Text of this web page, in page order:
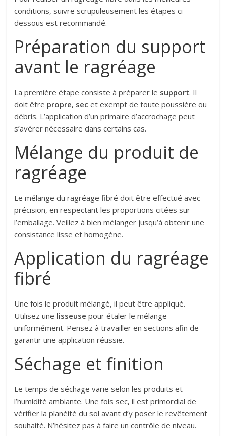
conditions, suivre scrupuleusement les étapes ci-
dessous est recommandé.
Préparation du support
avant le ragréage
La première étape consiste à préparer le support. Il
doit être propre, sec et exempt de toute poussière ou
débris. L’application d’un primaire d’accrochage peut
s’avérer nécessaire dans certains cas.
Mélange du produit de
ragréage
Le mélange du ragréage fibré doit être effectué avec
précision, en respectant les proportions citées sur
l’emballage. Veillez à bien mélanger jusqu’à obtenir une
consistance lisse et homogène.
Application du ragréage
fibré
Une fois le produit mélangé, il peut être appliqué.
Utilisez une lisseuse pour étaler le mélange
uniformément. Pensez à travailler en sections afin de
garantir une application réussie.
Séchage et finition
Le temps de séchage varie selon les produits et
l’humidité ambiante. Une fois sec, il est primordial de
vérifier la planéité du sol avant d’y poser le revêtement
souhaité. N’hésitez pas à faire un contrôle de niveau.